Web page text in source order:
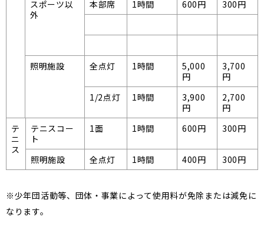
スポーツ以
外
本部席 1時間 600円 300円
照明施設 全点灯 1時間
5,000
円
3,700
円
1/2点灯
1時間
3,900
円
2,700
円
テ
ニ
ス
テニスコー
ト
1面 1時間 600円 300円
照明施設 全点灯 1時間 400円 300円
※少年団活動等、団体・事業によって使用料が免除または減免に
なります。